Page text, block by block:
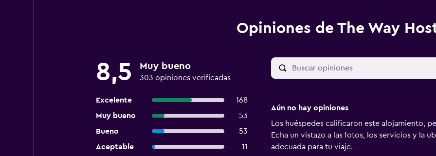
Opiniones de The Way
8,5 Muy bueno
303 opiniones verificadas
Excelente
168
Muy bueno
53
Bueno
53
Aceptable
11
Aún no hay opiniones
Los huéspedes calificaron este alojamiento,
Echa un vistazo a las fotos, los servicios y la
adecuada para tu viaje.